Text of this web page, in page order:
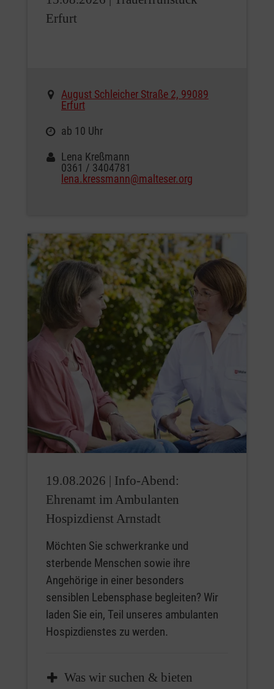
Erfurt
August Schleicher Straße 2, 99089
Erfurt
ab 10 Uhr
Lena Kreßmann
0361 / 3404781
lena.kressmann@malteser.org
19.08.2026 | Info-Abend:
Ehrenamt im Ambulanten
Hospizdienst Arnstadt
Möchten Sie schwerkranke und
sterbende Menschen sowie ihre
Angehörige in einer besonders
sensiblen Lebensphase begleiten? Wir
laden Sie ein, Teil unseres ambulanten
Hospizdienstes zu werden.
Was wir suchen & bieten